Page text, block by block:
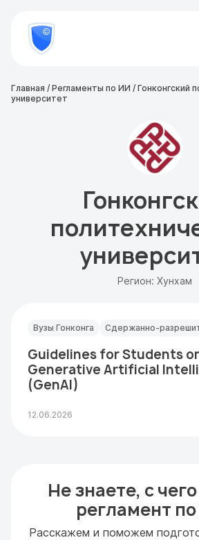
800
777-
81-Проверить
Главная / Регламенты по ИИ / Гонконгский
университет
Регион: Хунхам
Вузы Гонконга Сдержанно-
Guidelines for Students
Generative Artificial
(GenAI)
12.06.2026
Не знаете, с
регламент
Расскажем и поможем